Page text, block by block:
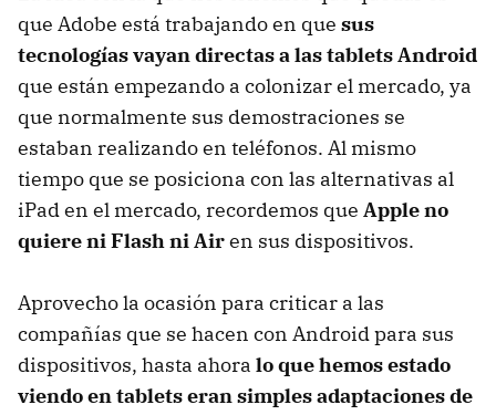
que Adobe está trabajando en que sus
tecnologías vayan directas a las tablets Android
que están empezando a colonizar el mercado, ya
que normalmente sus demostraciones se
estaban realizando en teléfonos. Al mismo
tiempo que se posiciona con las alternativas al
iPad en el mercado, recordemos que Apple no
quiere ni Flash ni Airen sus dispositivos.
Aprovecho la ocasión para criticar a las
compañías que se hacen con Android para sus
dispositivos, hasta ahora lo que hemos estado
viendo en tablets eran simples adaptaciones de